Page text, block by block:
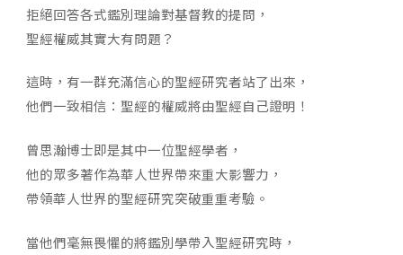
拒絕回答各式鑑別理論對基督教的提問，
聖經權威其實大有問題？
這時，有一群充滿信心的聖經研究者站了出來，
他們一致相信：聖經的權威將由聖經自己證明！
曾思瀚博士即是其中一位聖經學者，
他的眾多著作為華人世界帶來重大影響力，
帶領華人世界的聖經研究突破重重考驗。
當他們毫無畏懼的將鑑別學帶入聖經研究時，